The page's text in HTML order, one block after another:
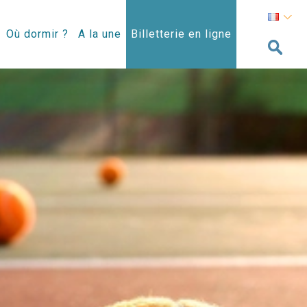
Où dormir ? A la une Billetterie en ligne